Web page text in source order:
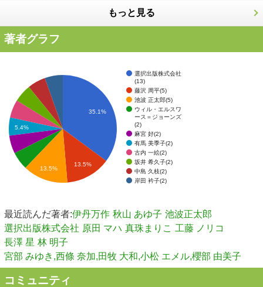
もっと見る
著者グラフ
選択出版株式会社
(13)
藤沢 周平(5)
池波 正太郎(5)
ウィル・エルスワ
ース＝ジョーンズ
(2)
麻宮 好(2)
有馬 美季子(2)
古内 一絵(2)
坂井 希久子(2)
中島 久枝(2)
岸田 衿子(2)
35.1%
13.5%
5.4%
13.5%
最近読んだ著者:伊丹万作 秋山 あゆ子 池波正太郎
選択出版株式会社 原田 マハ 真珠まりこ 工藤 ノリコ
長澤 星 林 明子
宮部 みゆき,西條 奈加,田牧 大和,小松 エメル,櫻部 由美子
コミュニティ